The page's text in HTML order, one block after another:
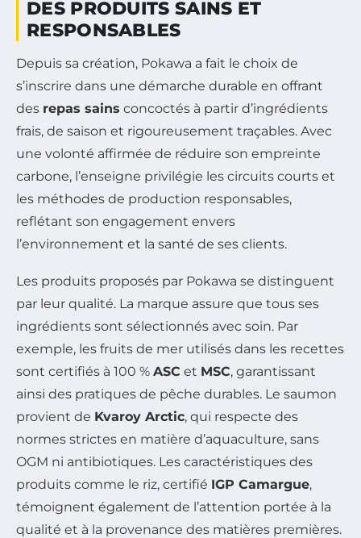
DES PRODUITS SAINS ET
RESPONSABLES
Depuis sa création, Pokawa a fait le choix de
s’inscrire dans une démarche durable en offrant
des repas sains concoctés à partir d’ingrédients
frais, de saison et rigoureusement traçables. Avec
une volonté affirmée de réduire son empreinte
carbone, l’enseigne privilégie les circuits courts et
les méthodes de production responsables,
reflétant son engagement envers
l’environnement et la santé de ses clients.
Les produits proposés par Pokawa se distinguent
par leur qualité. La marque assure que tous ses
ingrédients sont sélectionnés avec soin. Par
exemple, les fruits de mer utilisés dans les recettes
sont certifiés à 100 % ASC et MSC, garantissant
ainsi des pratiques de pêche durables. Le saumon
provient de Kvaroy Arctic, qui respecte des
normes strictes en matière d’aquaculture, sans
OGM ni antibiotiques. Les caractéristiques des
produits comme le riz, certifié IGP Camargue,
témoignent également de l’attention portée à la
qualité et à la provenance des matières premières.